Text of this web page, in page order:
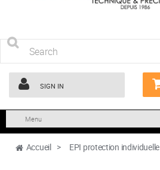
SIGN IN
Menu
Accueil > EPI protection individuelle